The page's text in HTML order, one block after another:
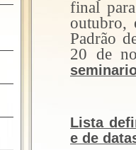
final
outubro,
Padrão
20 de
Lista
e de